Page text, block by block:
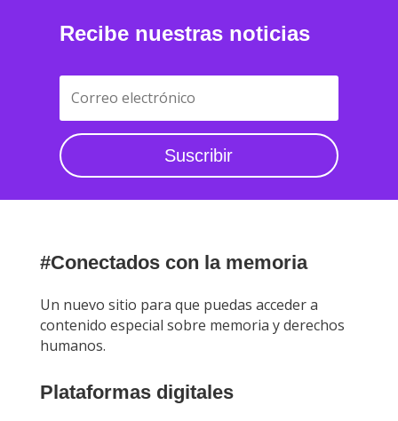
Recibe nuestras noticias
Suscribir
#Conectados con la memoria
Un nuevo sitio para que puedas acceder a
contenido especial sobre memoria y derechos
humanos.
Plataformas digitales